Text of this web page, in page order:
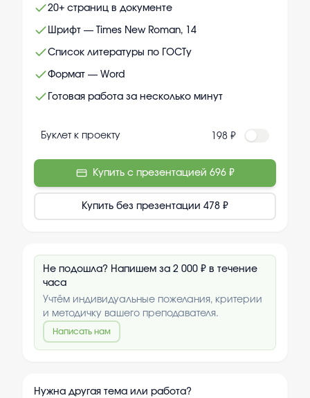
20+ страниц в документе
Шрифт — Times New Roman, 14
Список литературы по ГОСТу
Формат — Word
Готовая работа за несколько минут
Буклет к проекту 198 ₽
Купить с презентацией 696 ₽
Купить без презентации 478 ₽
Не подошла? Напишем за 2 000 ₽ в течение
часа
Учтём индивидуальные пожелания, критерии
и методичку вашего преподавателя.
Написать нам
Нужна другая тема или работа?